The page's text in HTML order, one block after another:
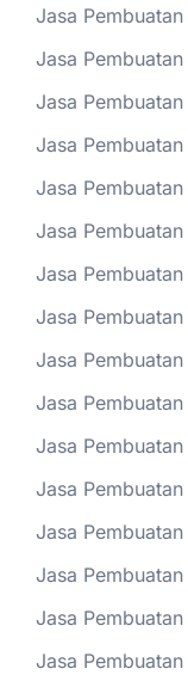
Jasa
Jasa
Jasa
Jasa
Jasa
Jasa
Jasa
Jasa
Jasa
Jasa
Jasa
Jasa
Jasa
Jasa
Jasa
Jasa